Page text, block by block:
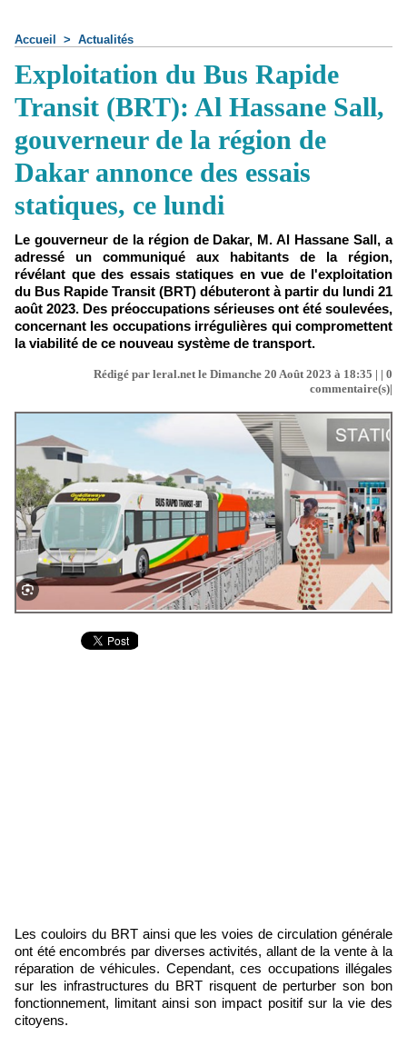
Accueil > Actualités
Exploitation du Bus Rapide
Transit (BRT): Al Hassane Sall,
gouverneur de la région de
Dakar annonce des essais
statiques, ce lundi
Le gouverneur de la région de Dakar, M. Al Hassane Sall, a
adressé un communiqué aux habitants de la région,
révélant que des essais statiques en vue de l'exploitation
du Bus Rapide Transit (BRT) débuteront à partir du lundi 21
août 2023. Des préoccupations sérieuses ont été soulevées,
concernant les occupations irrégulières qui compromettent
la viabilité de ce nouveau système de transport.
Rédigé par leral.net le Dimanche 20 Août 2023 à 18:35 | | 0
commentaire(s)|
Les couloirs du BRT ainsi que les voies de circulation générale
ont été encombrés par diverses activités, allant de la vente à la
réparation de véhicules. Cependant, ces occupations illégales
sur les infrastructures du BRT risquent de perturber son bon
fonctionnement, limitant ainsi son impact positif sur la vie des
citoyens.